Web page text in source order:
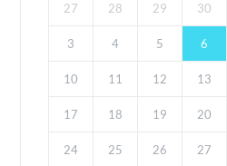
27 28 29 30
3 4 5 6
10 11 12 13
17 18 19 20
24 25 26 27